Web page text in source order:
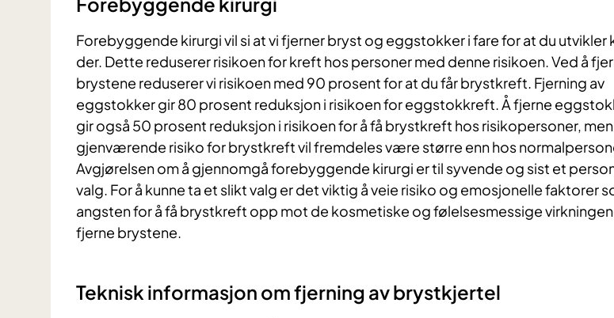
Forebyggende kirurgi vil si at vi fjerner bryst og eggstokker i fare for at du utvikler
der. Dette reduserer risikoen for kreft hos personer med denne risikoen. Ved å
brystene reduserer vi risikoen med 90 prosent for at du får brystkreft. Fjerning av
eggstokker gir 80 prosent reduksjon i risikoen for eggstokkreft. Å fjerne
gir også 50 prosent reduksjon i risikoen for å få brystkreft hos risikopersoner, men
gjenværende risiko for brystkreft vil fremdeles være større enn hos
Avgjørelsen om å gjennomgå forebyggende kirurgi er til syvende og sist et
valg. For å kunne ta et slikt valg er det viktig å veie risiko og emosjonelle faktorer
angsten for å få brystkreft opp mot de kosmetiske og følelsesmessige
fjerne brystene.
Teknisk informasjon om fjerning av brystkjertel